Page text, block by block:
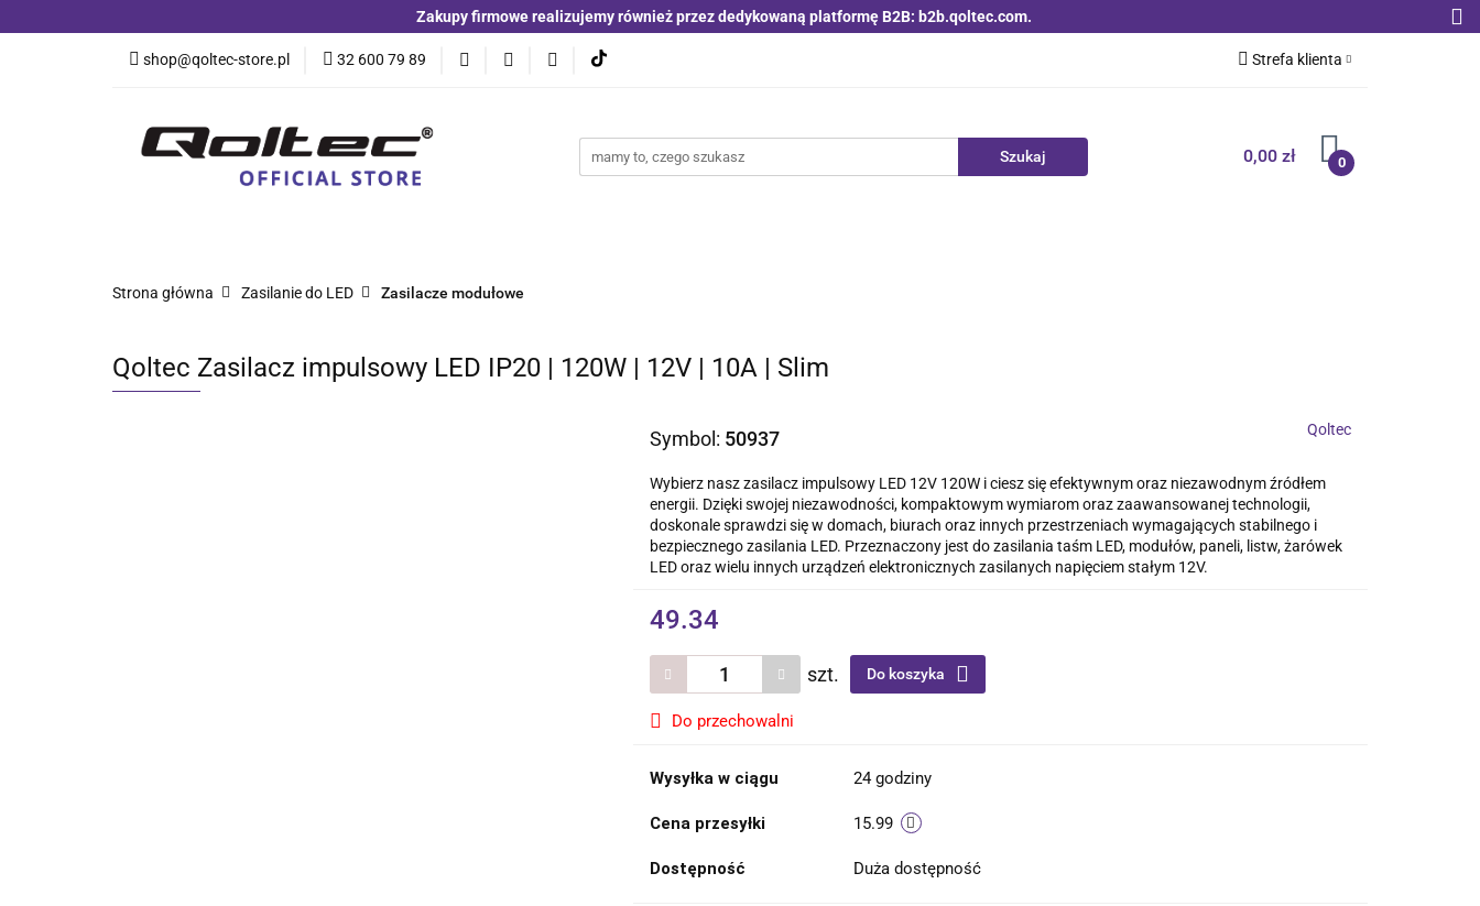
Zakupy firmowe realizujemy również przez dedykowaną platformę B2B: b2b.qoltec.com.
shop@qoltec-store.pl 32 600 79 89 Strefa klienta
Zarejestruj się
0,00 zł 0
Blog
Kategorie Czujniki i detektory Switche | Ethernet Anteny LTE 4G 5G
Strona główna Zasilanie do LED Zasilacze modułowe
Qoltec Zasilacz impulsowy LED IP20 | 120W | 12V | 10A | Slim
Symbol: 50937 Qoltec
Wybierz nasz zasilacz impulsowy LED 12V 120W i ciesz się efektywnym oraz niezawodnym źródłem
energii. Dzięki swojej niezawodności, kompaktowym wymiarom oraz zaawansowanej technologii,
doskonale sprawdzi się w domach, biurach oraz innych przestrzeniach wymagających stabilnego i
bezpiecznego zasilania LED. Przeznaczony jest do zasilania taśm LED, modułów, paneli, listw, żarówek
LED oraz wielu innych urządzeń elektronicznych zasilanych napięciem stałym 12V.
49.34
szt. Do koszyka
Do przechowalni
Wysyłka w ciągu 24 godziny
Cena przesyłki 15.99
Dostępność Duża dostępność